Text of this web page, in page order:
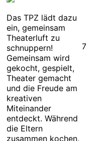
Das TPZ lädt dazu
ein, gemeinsam
Theaterluft zu
schnuppern!
Gemeinsam wird
gekocht, gespielt,
Theater gemacht
und die Freude am
kreativen
Miteinander
entdeckt. Während
die Eltern
zusammen kochen,
7